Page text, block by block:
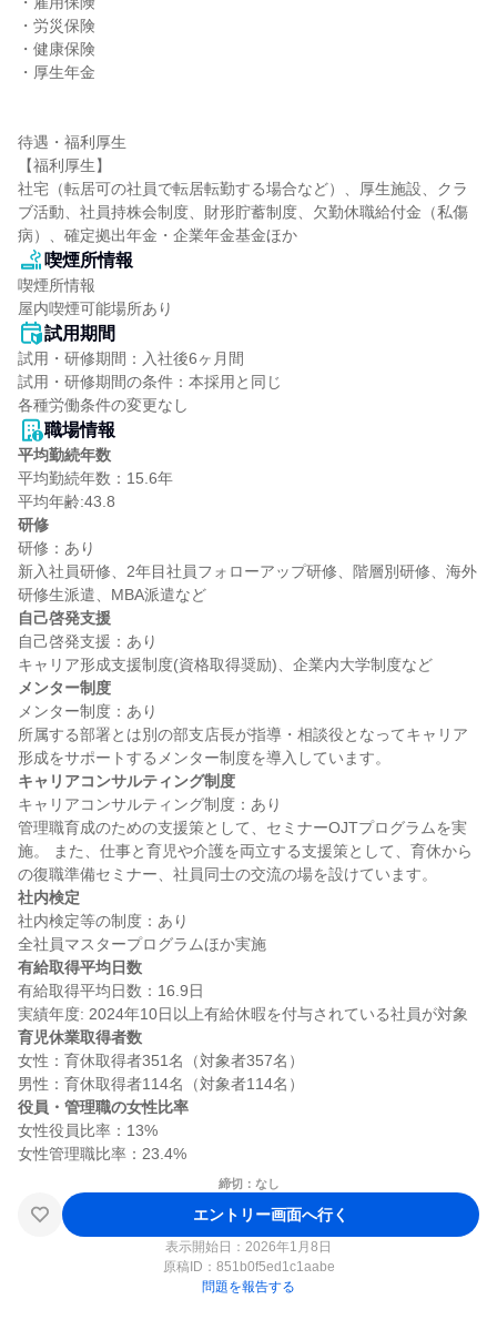
・労災保険
・健康保険
・厚生年金
待遇・福利厚生
【福利厚生】
社宅（転居可の社員で転居転勤する場合など）、厚生施設、クラ
ブ活動、社員持株会制度、財形貯蓄制度、欠勤休職給付金（私傷
病）、確定拠出年金・企業年金基金ほか
喫煙所情報
喫煙所情報
屋内喫煙可能場所あり
試用期間
試用・研修期間：入社後6ヶ月間
試用・研修期間の条件：本採用と同じ
職場情報
平均勤続年数
平均勤続年数：15.6年
研修
研修：あり
新入社員研修、2年目社員フォローアップ研修、階層別研修、海外
自己啓発支援
自己啓発支援：あり
メンター制度
メンター制度：あり
所属する部署とは別の部支店長が指導・相談役となってキャリア
キャリアコンサルティング制度
キャリアコンサルティング制度：あり
管理職育成のための支援策として、セミナーOJTプログラムを実
施。 また、仕事と育児や介護を両立する支援策として、育休から
社内検定
社内検定等の制度：あり
有給取得平均日数
有給取得平均日数：16.9日
育児休業取得者数
女性：育休取得者351名（対象者357名）
役員・管理職の女性比率
女性役員比率：13%
締切：なし
エントリー画面へ行く
表示開始日：2026年1月8日
原稿ID： 851b0f5ed1c1aabe
問題を報告する